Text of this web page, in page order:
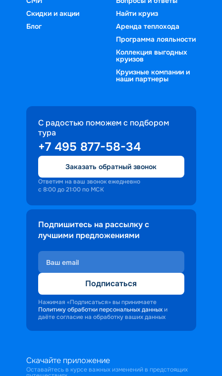
Скидки и акции
Блог
Найти круиз
Аренда теплохода
Программа лояльности
Коллекция выгодных
круизов
Круизные компании и
наши партнеры
С радостью поможем с подбором
тура
+7 495 877-58-34
Заказать обратный звонок
Ответим на ваш звонок ежедневно
с 8:00 до 21:00 по МСК
Подпишитесь на рассылку с
лучшими предложениями
Подписаться
Нажимая «Подписаться» вы принимаете
Политику обработки персональных данных и
даёте согласие на обработку ваших данных
Скачайте приложение
Оставайтесь в курсе важных изменений в предстоящих